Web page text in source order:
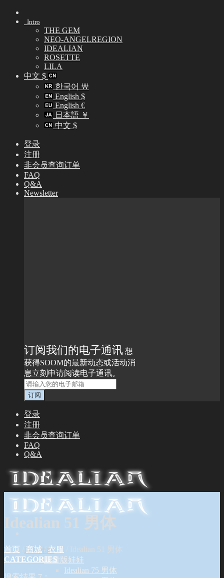
Skip
Intro
THE GEM
NEO-ANGELREGION
IDEALIAN
ROSETTE
LILA
中文 $
한국어 ￦
English $
English €
日本語 ￥
中文 $
登录
注册
非会员查询订单
FAQ
Q&A
Newsletter
订阅我们的电子通讯 想
获得SOOM的最新动态或活动消
息立刻申请阅读电子通讯。
登录
注册
非会员查询订单
FAQ
Q&A
BJD娃娃
限量版娃娃
Idealian 75 男体
Idealian 51 男体
首页 商城 / 衣服
Idealian 51 男体
CATEGORIES